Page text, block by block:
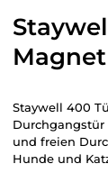
Magnet
Staywell 400
und freien
Hunde und